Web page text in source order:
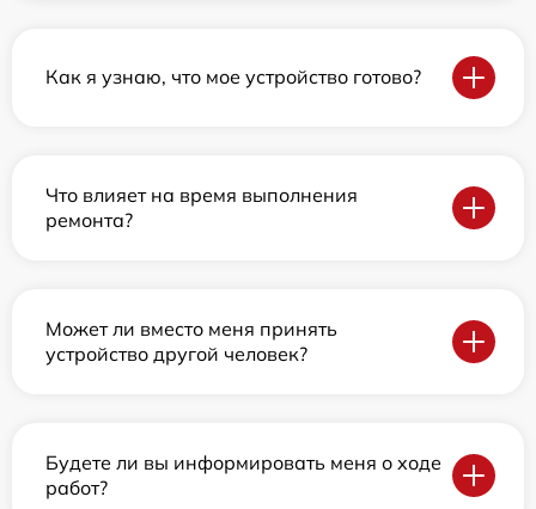
Как я узнаю, что мое устройство готово?
Что влияет на время выполнения
ремонта?
Может ли вместо меня принять
устройство другой человек?
Будете ли вы информировать меня о ходе
работ?